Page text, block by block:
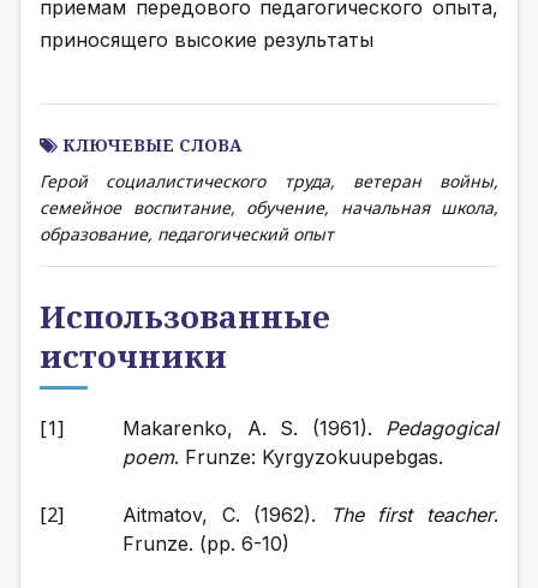
приемам передового педагогического опыта,
приносящего высокие результаты
КЛЮЧЕВЫЕ СЛОВА
Герой социалистического труда, ветеран войны,
семейное воспитание, обучение, начальная школа,
образование, педагогический опыт
Использованные
источники
Makarenko, A. S. (1961). Pedagogical
poem. Frunze: Kyrgyzokuupebgas.
Aitmatov, C. (1962). The first teacher.
Frunze. (pp. 6-10)